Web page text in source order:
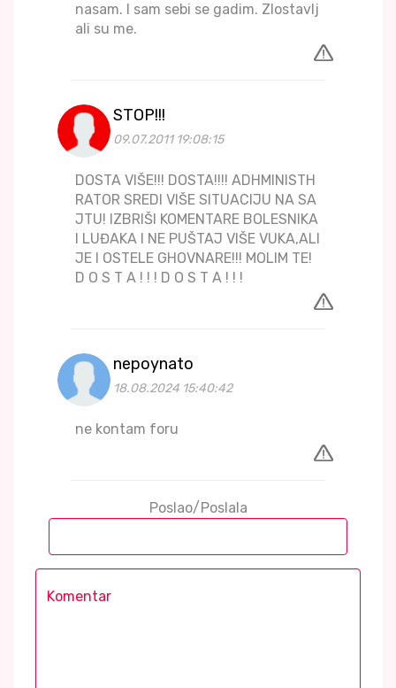
nasam. I sam sebi se gadim. Zlostavlj
ali su me.
STOP!!!
09.07.2011 19:08:15
DOSTA VIŠE!!! DOSTA!!!! ADHMINISTH
RATOR SREDI VIŠE SITUACIJU NA SA
JTU! IZBRIŠI KOMENTARE BOLESNIKA
I LUĐAKA I NE PUŠTAJ VIŠE VUKA,ALI
JE I OSTELE GHOVNARE!!! MOLIM TE!
D O S T A ! ! ! D O S T A ! ! !
nepoynato
18.08.2024 15:40:42
ne kontam foru
Poslao/Poslala